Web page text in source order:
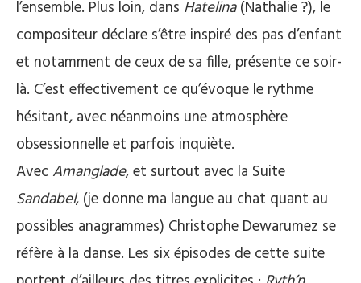
l’ensemble. Plus loin, dans Hatelina(Nathalie ?), le
compositeur déclare s’être inspiré des pas d’enfant
et notamment de ceux de sa fille, présente ce soir-
là. C’est effectivement ce qu’évoque le rythme
hésitant, avec néanmoins une atmosphère
obsessionnelle et parfois inquiète.
Avec Amanglade, et surtout avec la Suite
Sandabel, (je donne ma langue au chat quant au
possibles anagrammes) Christophe Dewarumez se
réfère à la danse. Les six épisodes de cette suite